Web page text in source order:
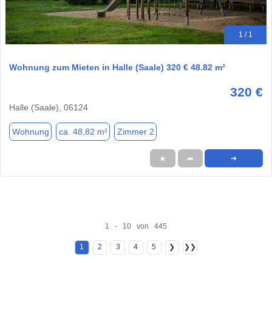
1 / 1
Wohnung zum Mieten in Halle (Saale) 320 € 48.82 m²
320 €
Halle (Saale), 06124
Wohnung ca. 48,82 m² Zimmer 2
★ ➦ ➜
1 - 10 von 445
1 2 3 4 5 ❯ ❯❯